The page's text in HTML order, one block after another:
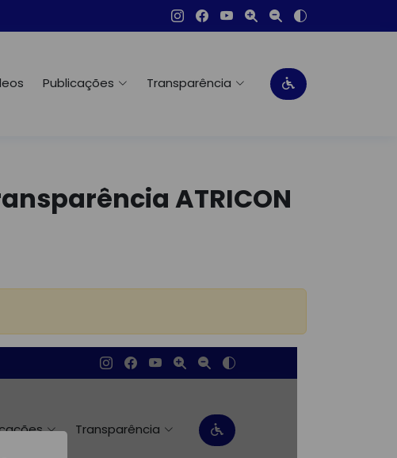
Publicações Transparência
ATRICON